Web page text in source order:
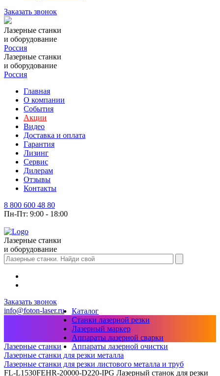
Заказать звонок
Лазерные станки
и оборудование
Россия
Лазерные станки
и оборудование
Россия
Главная
О компании
События
Акции
Видео
Доставка и оплата
Гарантия
Лизинг
Сервис
Дилерам
Отзывы
Контакты
8 800 600 48 80
Пн-Пт: 9:00 - 18:00
Лазерные станки
и оборудование
Заказать звонок
info@foton-laser.ru
Каталог
Станки лазерной резки
Лазерный маркер
Аппараты лазерной сварки
Аппараты лазерной очистки
Лазерные станки
Лазерные станки для резки металла
Лазерные станки для резки листового металла и труб
FL-L1530FEHR-20000-D220-IPG Лазерный станок для резки